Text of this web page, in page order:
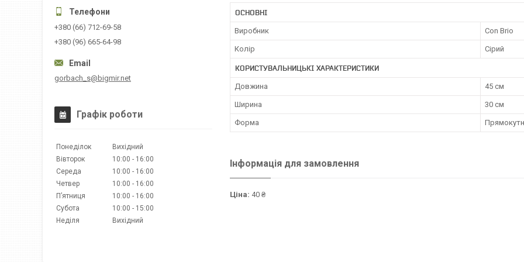
ОСНОВНІ
Виробник Con Brio
Колір Сірий
КОРИСТУВАЛЬНИЦЬКІ ХАРАКТЕРИСТИКИ
Довжина 45 см
Ширина 30 см
Форма
Інформація для замовлення
Ціна: 40 ₴
+380 (66) 712-69-58
+380 (96) 665-64-98
gorbach_s@bigmir.net
Графік роботи
Понеділок
Вихідний
Вівторок
10:00
16:00
Середа
10:00
16:00
Четвер
10:00
16:00
Пʼятниця
10:00
16:00
Субота
10:00
15:00
Неділя
Вихідний